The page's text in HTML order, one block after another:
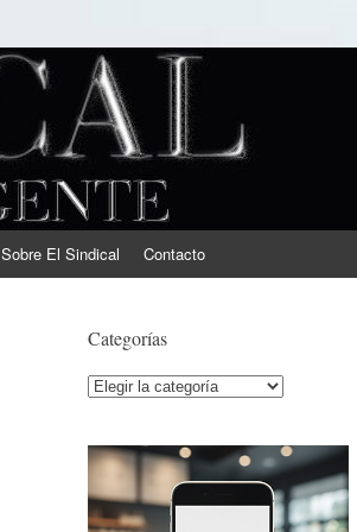
Sobre El Sindical Contacto
Categorías
Categorías